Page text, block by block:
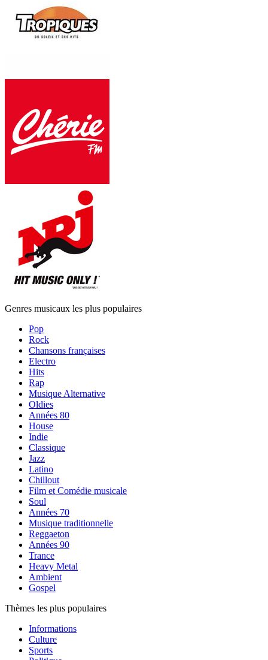
Genres musicaux les plus populaires
Pop
Rock
Chansons françaises
Electro
Hits
Rap
Musique Alternative
Oldies
Années 80
House
Indie
Classique
Jazz
Latino
Chillout
Film et Comédie musicale
Soul
Années 70
Musique traditionnelle
Reggaeton
Années 90
Trance
Heavy Metal
Ambient
Gospel
Thèmes les plus populaires
Informations
Culture
Sports